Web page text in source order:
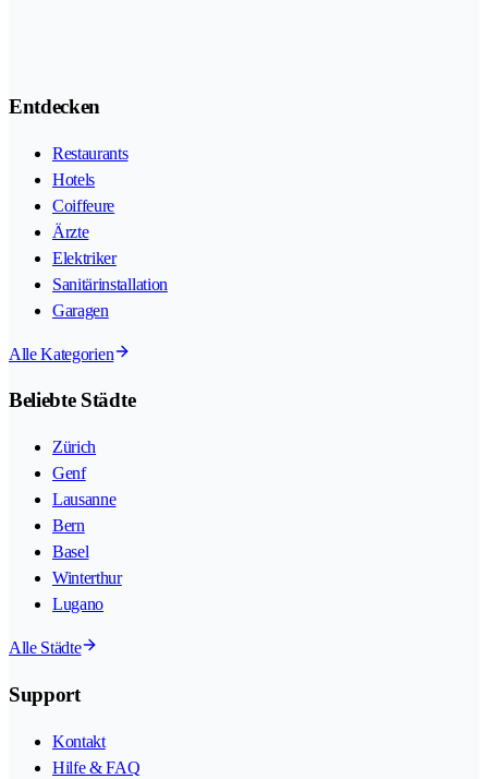
Entdecken
Restaurants
Hotels
Coiffeure
Ärzte
Elektriker
Sanitärinstallation
Garagen
Alle Kategorien
Beliebte Städte
Zürich
Genf
Lausanne
Bern
Basel
Winterthur
Lugano
Alle Städte
Support
Kontakt
Hilfe & FAQ